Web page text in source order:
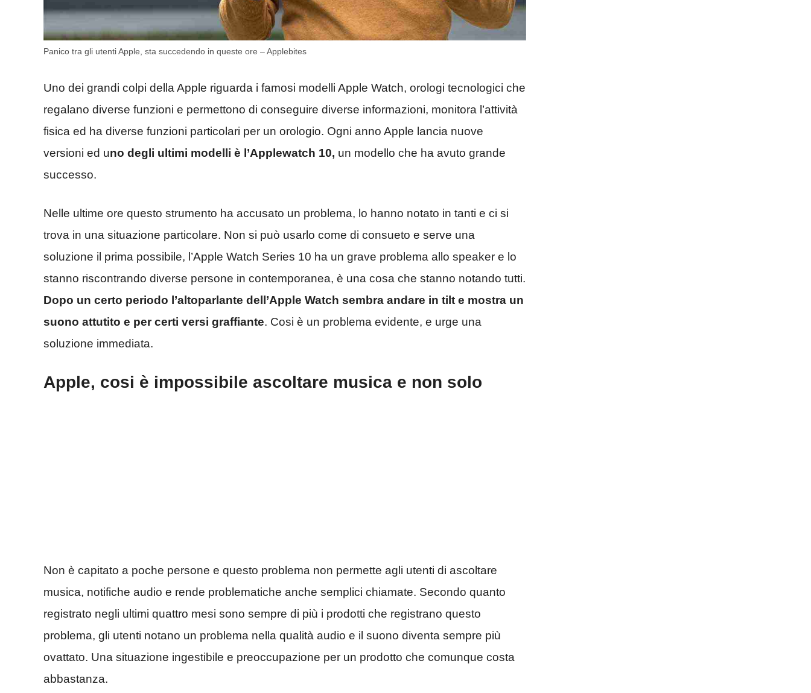
Panico tra gli utenti Apple, sta succedendo in queste ore – Applebites
Uno dei grandi colpi della Apple riguarda i famosi modelli Apple Watch, orologi tecnologici che
regalano diverse funzioni e permettono di conseguire diverse informazioni, monitora l’attività
fisica ed ha diverse funzioni particolari per un orologio. Ogni anno Apple lancia nuove
versioni ed uno degli ultimi modelli è l’Applewatch 10, un modello che ha avuto grande
successo.
Nelle ultime ore questo strumento ha accusato un problema, lo hanno notato in tanti e ci si
trova in una situazione particolare. Non si può usarlo come di consueto e serve una
soluzione il prima possibile, l’Apple Watch Series 10 ha un grave problema allo speaker e lo
stanno riscontrando diverse persone in contemporanea, è una cosa che stanno notando tutti.
Dopo un certo periodo l’altoparlante dell’Apple Watch sembra andare in tilt e mostra un
suono attutito e per certi versi graffiante. Cosi è un problema evidente, e urge una
soluzione immediata.
Apple, cosi è impossibile ascoltare musica e non solo
Non è capitato a poche persone e questo problema non permette agli utenti di ascoltare
musica, notifiche audio e rende problematiche anche semplici chiamate. Secondo quanto
registrato negli ultimi quattro mesi sono sempre di più i prodotti che registrano questo
problema, gli utenti notano un problema nella qualità audio e il suono diventa sempre più
ovattato. Una situazione ingestibile e preoccupazione per un prodotto che comunque costa
abbastanza.